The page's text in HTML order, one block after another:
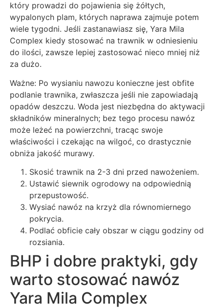
który prowadzi do pojawienia się żółtych,
wypalonych plam, których naprawa zajmuje potem
wiele tygodni. Jeśli zastanawiasz się, Yara Mila
Complex kiedy stosować na trawnik w odniesieniu
do ilości, zawsze lepiej zastosować nieco mniej niż
za dużo.
Ważne: Po wysianiu nawozu konieczne jest obfite
podlanie trawnika, zwłaszcza jeśli nie zapowiadają
opadów deszczu. Woda jest niezbędna do aktywacji
składników mineralnych; bez tego procesu nawóz
może leżeć na powierzchni, tracąc swoje
właściwości i czekając na wilgoć, co drastycznie
obniża jakość murawy.
Skosić trawnik na 2-3 dni przed nawożeniem.
Ustawić siewnik ogrodowy na odpowiednią
przepustowość.
Wysiać nawóz na krzyż dla równomiernego
pokrycia.
Podlać obficie cały obszar w ciągu godziny od
rozsiania.
BHP i dobre praktyki, gdy
warto stosować nawóz
Yara Mila Complex